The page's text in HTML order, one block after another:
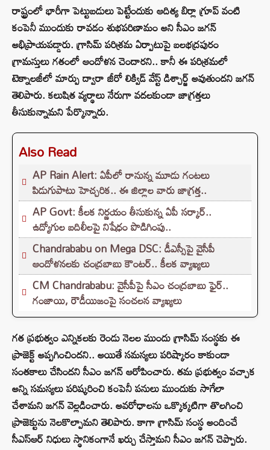
రాష్ట్రంలో భారీగా పెట్టుబడులు పెట్టేందుకు ఆదిత్య బిర్లా గ్రూప్ వంటి
కంపెనీ ముందుకు రావడం శుభపరిణామం అని సీఎం జగన్
అభిప్రాయపడ్డారు. గ్రాసిమ్ పరిశ్రమ ఏర్పాటుపై బలభద్రపురం
గ్రామస్తులు గతంలో ఆందోళన చెందారని.. కానీ ఈ పరిశ్రమలో
టెక్నాలజీలో మార్పు ద్వారా జీరో లిక్విడ్‌ వేస్ట్‌ డిశ్చార్జ్‌ అవుతుందని జగన్
తెలిపారు. కలుషిత వ్యర్థాలు నేరుగా వదలకుండా జాగ్రత్తలు
తీసుకున్నామని పేర్కొన్నారు.
Also Read
AP Rain Alert: ఏపీలో రానున్న మూడు గంటలు
పిడుగుపాటు హెచ్చరిక.. ఈ జిల్లాల వారు జాగ్రత్త..
AP Govt: కీలక నిర్ణయం తీసుకున్న ఏపీ సర్కార్..
ఉద్యోగుల బదిలీలపై నిషేధం పొడిగింపు..
Chandrababu on Mega DSC: డీఎస్సీపై వైసీపీ
ఆందోళనలకు చంద్రబాబు కౌంటర్.. కీలక వ్యాఖ్యలు
CM Chandrababu: వైసీపీపై సీఎం చంద్రబాబు ఫైర్..
గంజాయి, రౌడీయిజంపై సంచలన వ్యాఖ్యలు
గత ప్రభుత్వం ఎన్నికలకు రెండు నెలల ముందు గ్రాసిమ్‌ సంస్థకు ఈ
ప్రాజెక్ట్‌ అప్పగించిందని.. అయితే సమస్యలు పరిష్కారం కాకుండా
సంతకాలు చేసిందని సీఎం జగన్ ఆరోపించారు. తమ ప్రభుత్వం వచ్చాక
అన్ని సమస్యలు పరిష్కరించి కంపెనీ పనులు ముందుకు సాగేలా
చేశామని జగన్ వెల్లడించారు. అవరోధాలను ఒక్కొక్కటిగా తొలగించి
ప్రాజెక్టును నెలకొల్పామని తెలిపారు. కాగా గ్రాసిమ్ సంస్థ అందించే
సీఎస్ఆర్ నిధులు స్థానికంగానే ఖర్చు చేస్తామని సీఎం జగన్ చెప్పారు.